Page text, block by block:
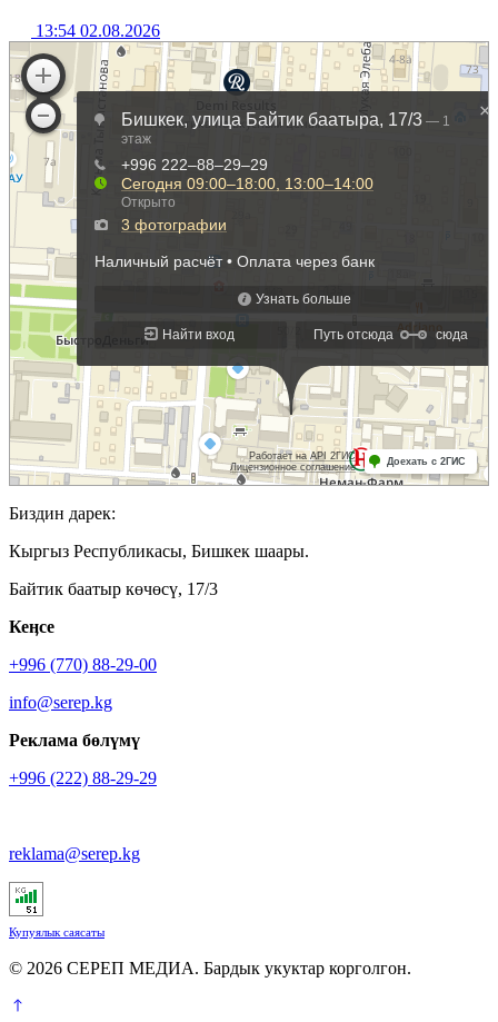
13:54 02.08.2026
Биздин дарек:
Кыргыз Республикасы, Бишкек шаары.
Байтик баатыр көчөсү, 17/3
Кеӊсе
+996 (770) 88-29-00
info@serep.kg
Реклама бөлүмү
+996 (222) 88-29-29
reklama@serep.kg
Купуялык саясаты
© 2026 СЕРЕП МЕДИА. Бардык укуктар корголгон.